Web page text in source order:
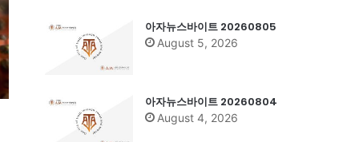
아자뉴스바이트 20260805
August 5, 2026
아자뉴스바이트 20260804
August 4, 2026